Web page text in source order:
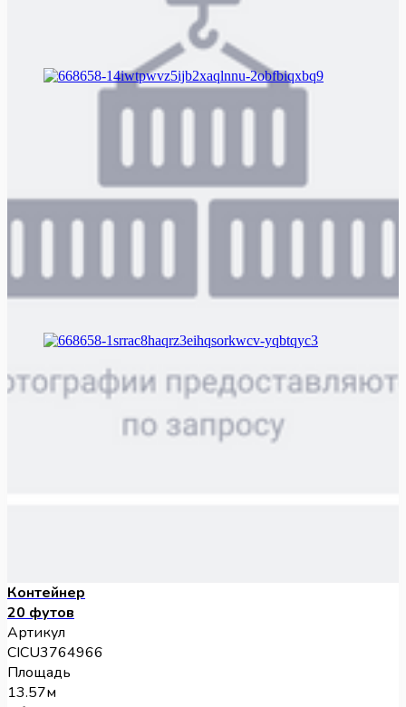
Контейнер
20 футов
Артикул
CICU3764966
Площадь
13.57м